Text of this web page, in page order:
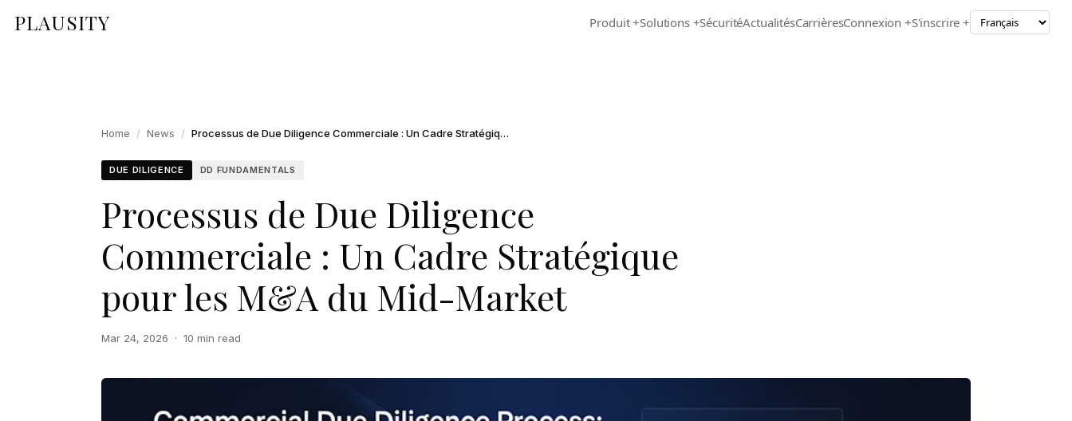
PLAUSITY Produit+Solutions+SécuritéActualitésCarrièresConnexion +S'inscrire +
Home / News / Processus de Due Diligence Commerciale : Un Cadre Stratégique pour les M&A du Mid-Market
DUE DILIGENCE DD FUNDAMENTALS
Processus de Due Diligence
Commerciale : Un Cadre Stratégique
pour les M&A du Mid-Market
Mar 24, 2026 · 10 min read